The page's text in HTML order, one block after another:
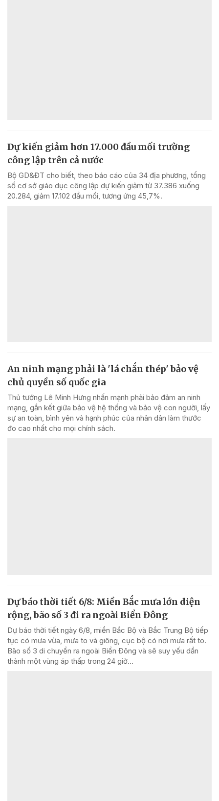
Dự kiến giảm hơn 17.000 đầu mối trường
công lập trên cả nước
Bộ GD&ĐT cho biết, theo báo cáo của 34 địa phương, tổng
số cơ sở giáo dục công lập dự kiến giảm từ 37.386 xuống
20.284, giảm 17.102 đầu mối, tương ứng 45,7%.
An ninh mạng phải là 'lá chắn thép' bảo vệ
chủ quyền số quốc gia
Thủ tướng Lê Minh Hưng nhấn mạnh phải bảo đảm an ninh
mạng, gắn kết giữa bảo vệ hệ thống và bảo vệ con người, lấy
sự an toàn, bình yên và hạnh phúc của nhân dân làm thước
đo cao nhất cho mọi chính sách.
Dự báo thời tiết 6/8: Miền Bắc mưa lớn diện
rộng, bão số 3 đi ra ngoài Biển Đông
Dự báo thời tiết ngày 6/8, miền Bắc Bộ và Bắc Trung Bộ tiếp
tục có mưa vừa, mưa to và giông, cục bộ có nơi mưa rất to.
Bão số 3 di chuyển ra ngoài Biển Đông và sẽ suy yếu dần
thành một vùng áp thấp trong 24 giờ...